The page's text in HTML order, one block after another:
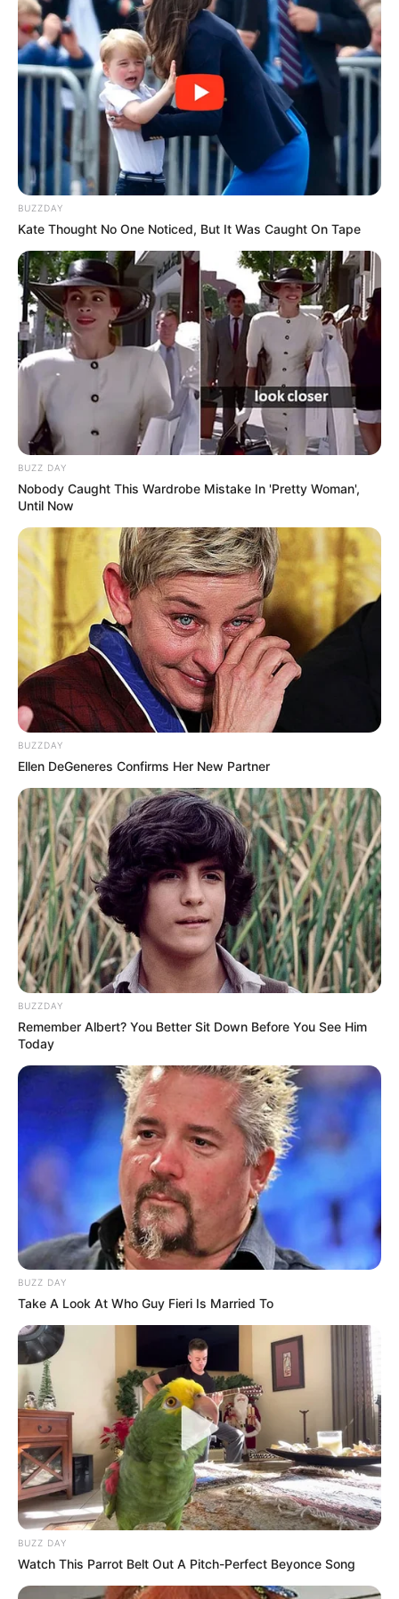
mit abenteuerlichen Anbauten aufgewerteten Wasserturm
neben dem Schloss Styrum in Mülheim an der Ruhr.
Schloss Borbeck in Essen
Einst bevorzugte Residenz der Essener
Fürstäbtissinnen, ist das von einem
Schlosspark umgebene barocke
Wasserschloss im Essener Stadtteil Borbeck heute eine
Kultur- und Begegnungsstätte. Seit 2006 informiert
außerdem eine kleine Ausstellung über die Geschichte
des Schlosses.
Gasometer in Oberhausen
Mit dem einst größten Gasbehälter
Europas kann in der Neuen Mitte von
Oberhausen ein spektakuläres
Industriedenkmal besichtigt werden. Es wird heute für
Ausstellungen, Konzerte, Theateraufführungen und als
Aussichtsturm genutzt.
Großaquarien mit Fischen und
exotischen Wesen aus der ganzen Welt.
Die Sea Life Aquarien gibt es außerdem an weiteren
Standorten in ganz Deutschland. Das am CentrO in der
Neuen Mitte von Oberhausen liegende Sea Life wurde mit
einem Freizeitpark kombiniert, der mit seinen rund 20
Attraktionen weitere Abwechslung und Spaß bietet.
Legoland in Oberhausen
In der Neuen Mitte von Oberhausen ist der
Besuch des Discovery Centre von
Von Wind und Wetter geschützt gibt es zahlreiche
Attraktionen aus diesen berühmten Steinen zu sehen und
es wird ein spannendes Unterhaltungsprogramm geboten,
das Kinder und Erwachsene aus dem ganzen Ruhrgebiet
anzieht.
Tiergehege im Kaisergarten Oberhausen
Im Kaisergarten am Schloss von
Oberhausen lädt ein kleiner Tierpark mit
vorwiegend einheimischen Tieren zu
einem kostenlosen Besuch ein. Umgeben ist der Tierpark
Brücke "Slinky Springs to Fame".
Schloss Broich und Müga-Park in Mülheim
an der Ruhr
Gegenüber der Mülheimer Innenstadt steht
das Schloss Broich, welches aus einer
spätkarolingischen Burg hervorgegangen ist.
Hauptattraktion ist aber der hinter dem Schloss und an der
Stadthalle in mehrere Richtungen führende Müga-Park,
der ein hervorragendes Beispiel einer städtebaulichen
Umgestaltung mit Museen und Veranstaltungsorten ist.
Schifffahrt auf der Ruhr und Haus
Ruhrnatur
In den Sommermonaten verkehrt ein
Linienverkehr der Weißen Flotte von
Mülheim an der Ruhr bis nach Essen-Kettwig. Außerdem
können an der als Wasserbahnhof bezeichneten
Anlegestelle in Mülheim die Ausstellungen mit
Erlebnisstationen im Haus Ruhrnatur besichtigt werden.
Ausflug buchen
Hier stellen wirtouristische Hauptattraktionen für Kerken
und die gesamte Region vor.
BUZZDAY
Kate Thought No One Noticed, But It Was Caught On Tape
BUZZ DAY
Nobody Caught This Wardrobe Mistake In 'Pretty Woman',
Until Now
BUZZDAY
Ellen DeGeneres Confirms Her New Partner
BUZZDAY
Remember Albert? You Better Sit Down Before You See Him
Today
BUZZ DAY
Take A Look At Who Guy Fieri Is Married To
BUZZ DAY
Watch This Parrot Belt Out A Pitch-Perfect Beyonce Song